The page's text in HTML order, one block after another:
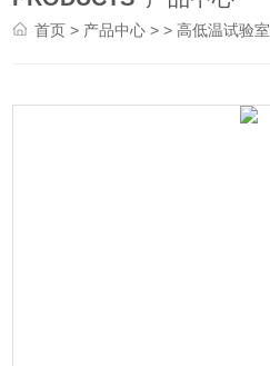
首页 > 产品中心 > >高低温试验室